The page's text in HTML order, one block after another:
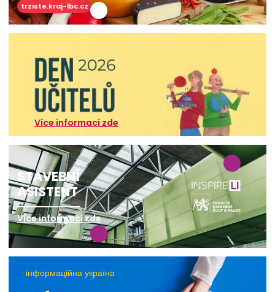
trziste.kraj-lbc.cz
Více informací zde
STAVEBNÍ
ASISTENT
Více informací zde
інформаційна україна